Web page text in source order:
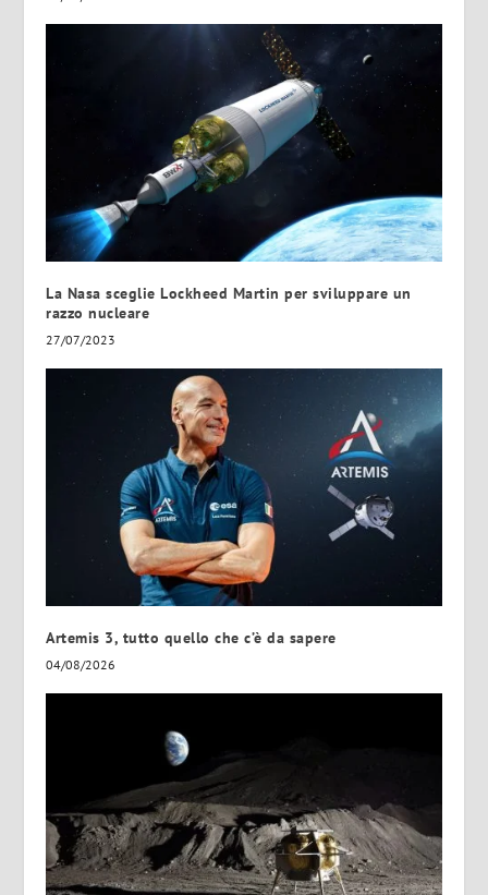
La Nasa sceglie Lockheed Martin per sviluppare un
razzo nucleare
27/07/2023
Artemis 3, tutto quello che c’è da sapere
04/08/2026